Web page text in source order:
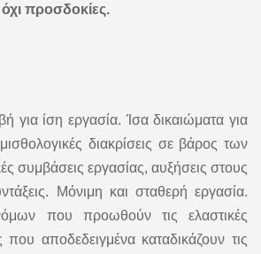
προσδοκίες.
ίση εργασία. Ίσα δικαιώματα για
διακρίσεις σε βάρος των
συμβάσεις εργασίας, αυξήσεις στους
Μόνιμη και σταθερή εργασία.
που προωθούν τις ελαστικές
που αποδεδειγμένα καταδικάζουν τις